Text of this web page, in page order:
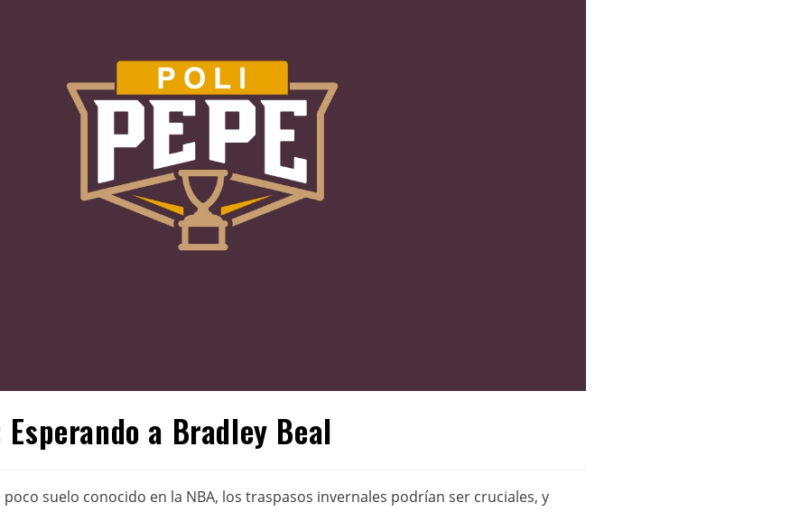
a Bradley Beal
suelo conocido en la NBA, los traspasos invernales podrían ser cruciales, y